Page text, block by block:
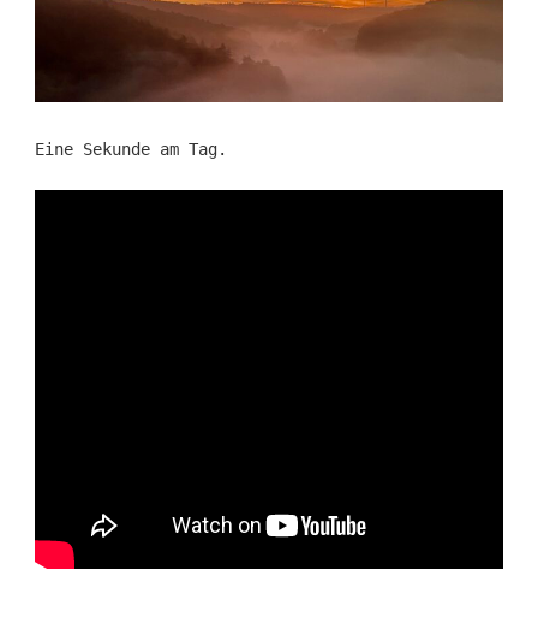
Eine Sekunde am Tag.